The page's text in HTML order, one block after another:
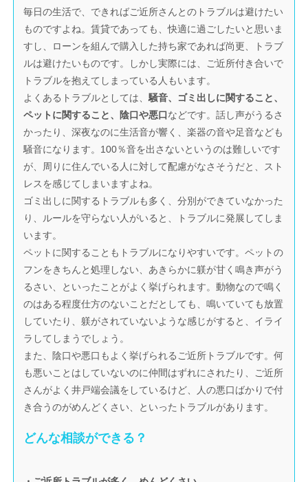
毎日の生活で、できればご近所さんとのトラブルは避けたい
ものですよね。賃貸であっても、快適に過ごしたいと思いま
すし、ローンを組んで購入した持ち家であれば尚更、トラブ
ルは避けたいものです。しかし実際には、ご近所付き合いで
トラブルを抱えてしまっている人もいます。
よくあるトラブルとしては、騒音、ゴミ出しに関すること、
ペットに関すること、陰口や悪口などです。話し声がうるさ
かったり、深夜なのに生活音が響く、楽器の音や足音なども
騒音になります。100％音を出さないというのは難しいです
が、周りに住んでいる人に対して配慮がなさそうだと、スト
レスを感じてしまいますよね。
ゴミ出しに関するトラブルも多く、分別ができていなかった
り、ルールを守らない人がいると、トラブルに発展してしま
います。
ペットに関することもトラブルになりやすいです。ペットの
フンをきちんと処理しない、あきらかに躾が甘く鳴き声がう
るさい、といったことがよく挙げられます。動物なので鳴く
のはある程度仕方のないことだとしても、鳴いていても放置
していたり、躾がされていないような感じがすると、イライ
ラしてしまうでしょう。
また、陰口や悪口もよく挙げられるご近所トラブルです。何
も悪いことはしていないのに仲間はずれにされたり、ご近所
さんがよく井戸端会議をしているけど、人の悪口ばかりで付
き合うのがめんどくさい、といったトラブルがあります。
どんな相談ができる？